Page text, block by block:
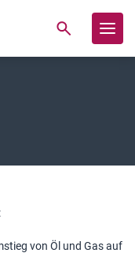
von Öl und Gas auf